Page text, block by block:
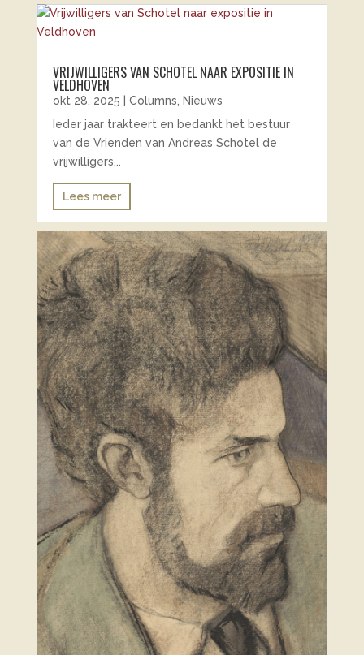
VRIJWILLIGERS VAN SCHOTEL NAAR EXPOSITIE IN
VELDHOVEN
okt 28, 2025 Columns
Nieuws
Ieder jaar trakteert en bedankt het bestuur
van de Vrienden van Andreas Schotel de
vrijwilligers...
Lees meer